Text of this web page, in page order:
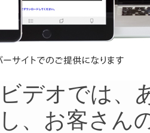
デオでは、
、お客さん